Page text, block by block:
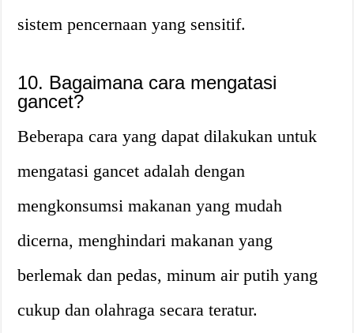
sistem pencernaan yang sensitif.
10. Bagaimana cara mengatasi
gancet?
Beberapa cara yang dapat dilakukan untuk
mengatasi gancet adalah dengan
mengkonsumsi makanan yang mudah
dicerna, menghindari makanan yang
berlemak dan pedas, minum air putih yang
cukup dan olahraga secara teratur.